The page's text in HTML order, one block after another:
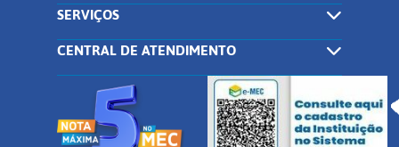
SERVIÇOS
CENTRAL DE ATENDIMENTO